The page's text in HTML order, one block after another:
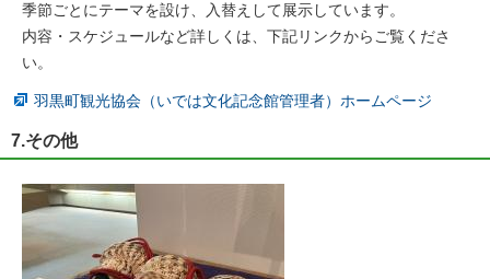
季節ごとにテーマを設け、入替えして展示しています。
内容・スケジュールなど詳しくは、下記リンクからご覧くださ
い。
羽黒町観光協会（いでは文化記念館管理者）ホームページ
7.その他